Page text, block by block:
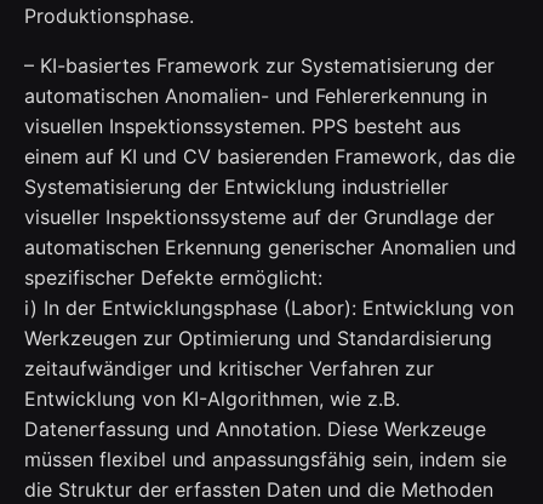
Produktionsphase.
– KI-basiertes Framework zur Systematisierung der
automatischen Anomalien- und Fehlererkennung in
visuellen Inspektionssystemen. PPS besteht aus
einem auf KI und CV basierenden Framework, das die
Systematisierung der Entwicklung industrieller
visueller Inspektionssysteme auf der Grundlage der
automatischen Erkennung generischer Anomalien und
spezifischer Defekte ermöglicht:
i) In der Entwicklungsphase (Labor): Entwicklung von
Werkzeugen zur Optimierung und Standardisierung
zeitaufwändiger und kritischer Verfahren zur
Entwicklung von KI-Algorithmen, wie z.B.
Datenerfassung und Annotation. Diese Werkzeuge
müssen flexibel und anpassungsfähig sein, indem sie
die Struktur der erfassten Daten und die Methoden